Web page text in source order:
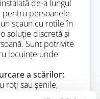
de-a lungul
pentru persoanele
scaun cu rotile în
soluție discretă și
Sunt potrivite
locuințe unde
a scărilor:
roți sau șenile,